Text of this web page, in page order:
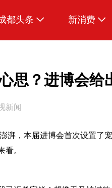
都头条
本地
头条智造
新消费
思？进博会给
新闻
澎湃，本届进博会首次设置
看。